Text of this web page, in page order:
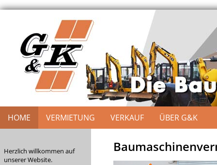
HOME VERMIETUNG VERKAUF ÜBER G&K
Herzlich willkommen auf
unserer Website.